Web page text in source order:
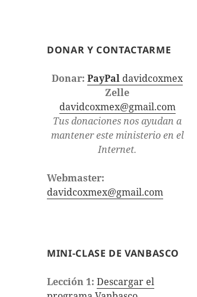
DONAR Y CONTACTARME
Donar: PayPal davidcoxmex
Zelle
davidcoxmex@gmail.com
Tus donaciones nos ayudan a
mantener este ministerio en el
Internet.
Webmaster:
davidcoxmex@gmail.com
MINI-CLASE DE VANBASCO
Lección 1: Descargar el